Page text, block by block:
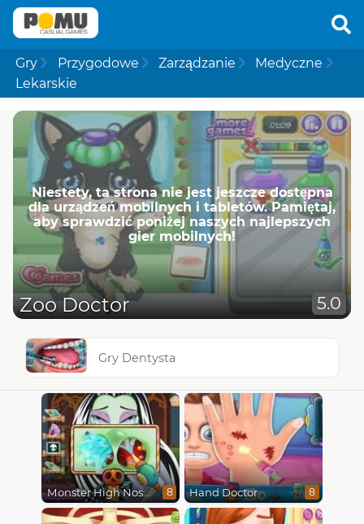
Gry Przygodowe Zarządzanie
Medyczne
Lekarskie
Niestety, ta strona nie jest jeszcze dostępna
dla urządzeń mobilnych i tabletów. Pamiętaj,
aby sprawdzić poniżej naszych najlepszych
gier mobilnych!
Zoo Doctor 5.0
Gry Dentysta
Monster High Nose Doctor 8 Hand Doctor 8